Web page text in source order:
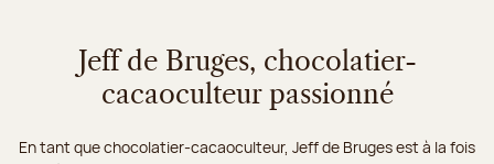
Jeff de Bruges, chocolatier-
cacaoculteur passionné
En tant que chocolatier-cacaoculteur, Jeff de Bruges est à la fois